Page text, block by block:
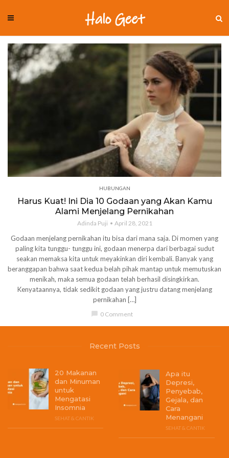
HUBUNGAN
Harus Kuat! Ini Dia 10 Godaan yang Akan Kamu
Alami Menjelang Pernikahan
Adinda Puji April 28, 2021
Godaan menjelang pernikahan itu bisa dari mana saja. Di momen yang
paling kita tunggu- tunggu ini, godaan menerpa dari berbagai sudut
seakan memaksa kita untuk meyakinkan diri kembali. Banyak yang
beranggapan bahwa saat kedua belah pihak mantap untuk memutuskan
menikah, maka semua godaan telah berhasil disingkirkan.
Kenyataannya, tidak sedikit godaan yang justru datang menjelang
pernikahan […]
chat_bubble 0 Comment
Recent Posts
20 Makanan
dan Minuman
untuk
Mengatasi
Insomnia
SEHAT & CANTIK
Apa itu
Depresi,
Penyebab,
Gejala, dan
Cara
Menangani
SEHAT & CANTIK